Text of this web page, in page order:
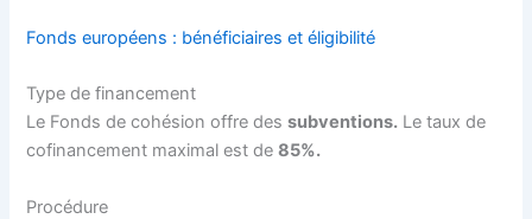
Fonds européens : bénéficiaires et éligibilité
Type de financement
Le Fonds de cohésion offre dessubventions. Le taux de
cofinancement maximal est de85%.
Procédure